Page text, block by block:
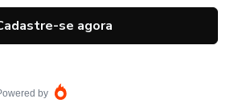
se agora
by